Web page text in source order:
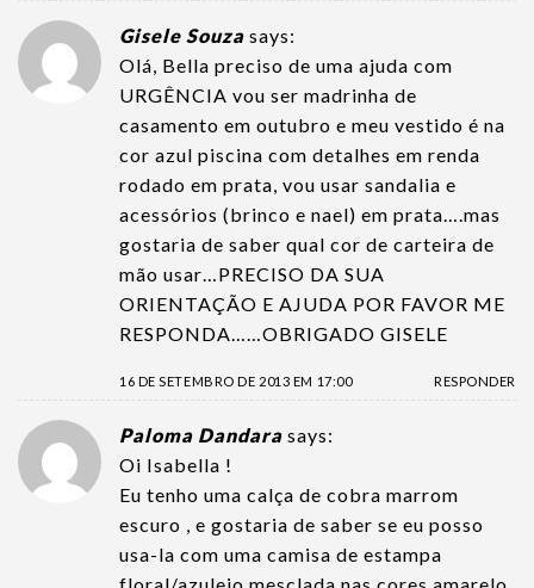
Gisele Souza says:
Olá, Bella preciso de uma ajuda com
URGÊNCIA vou ser madrinha de
casamento em outubro e meu vestido é na
cor azul piscina com detalhes em renda
rodado em prata, vou usar sandalia e
acessórios (brinco e nael) em prata….mas
gostaria de saber qual cor de carteira de
mão usar…PRECISO DA SUA
ORIENTAÇÃO E AJUDA POR FAVOR ME
RESPONDA……OBRIGADO GISELE
16 DE SETEMBRO DE 2013 EM 17:00 RESPONDER
Paloma Dandara says:
Oi Isabella !
Eu tenho uma calça de cobra marrom
escuro , e gostaria de saber se eu posso
usa-la com uma camisa de estampa